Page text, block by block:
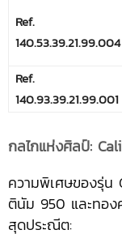
Ref.
140.53.39.21.99.004
Ref.
140.93.39.21.99.001
กลไกแห่งศิลป์:
ความพิเศษของรุ่น
ตินัม 950 และทอง
สุดประณีต: